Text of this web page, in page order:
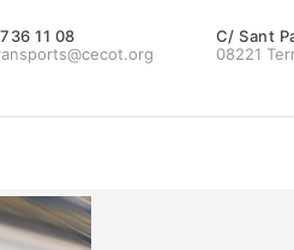
11 08
C/ Sant
08221